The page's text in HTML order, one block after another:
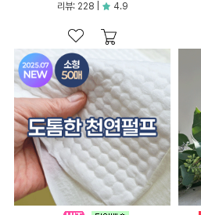
리뷰: 228 | 4.9